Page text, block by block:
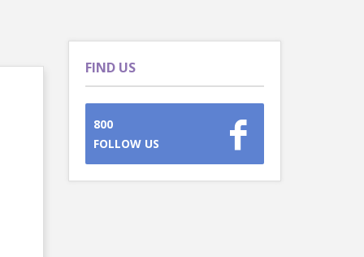
FIND US
800
FOLLOW US